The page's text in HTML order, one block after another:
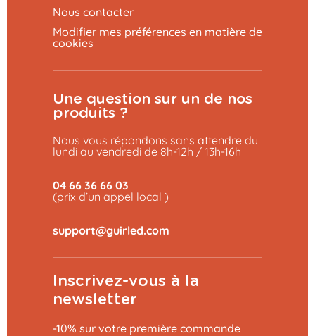
Nous contacter
Modifier mes préférences en matière de
cookies
Une question sur un de nos
produits ?
Nous vous répondons sans attendre du
lundi au vendredi de 8h-12h / 13h-16h
04 66 36 66 03
(prix d’un appel local )
Inscrivez-vous à la
newsletter
-10% sur votre première commande